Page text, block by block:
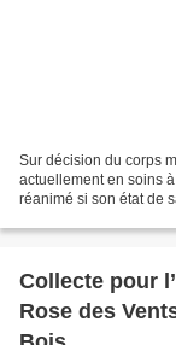
Sur décision du corps
actuellement en soins
réanimé si son état de
Collecte pour
Rose des